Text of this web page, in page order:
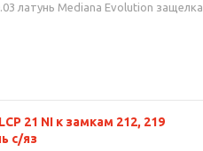
латунь Mediana Evolution защелка
21 NI к замкам 212, 219
с/яз